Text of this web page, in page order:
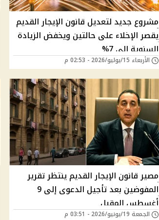
مشروع جديد لتعديل قانون الإيجار القديم
يقصر الإخلاء على حالتين ويخفض الزيادة
السنوية إلى 7%
الأربعاء 15/يوليو/2026 - 02:53 م
مصير قانون الإيجار القديم ينتظر تقرير
المفوضين بعد تأجيل الدعوى إلى 9
أغسطس المقبل
الجمعة 19/يونيو/2026 - 03:51 م